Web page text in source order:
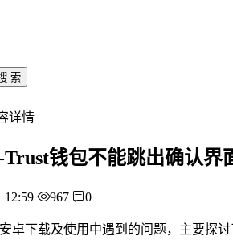
索
详情
钱包不能跳出确认界
12:59 967 0
卓下载及使用中遇到的问题，主要探